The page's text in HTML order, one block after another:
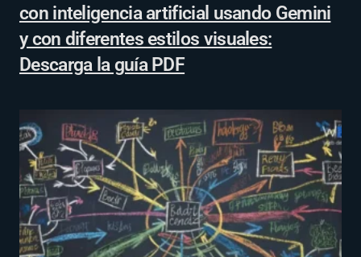
con inteligencia artificial usando Gemini
y con diferentes estilos visuales:
Descarga la guía PDF